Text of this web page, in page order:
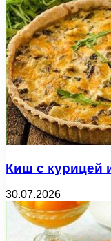
Киш с курицей
30.07.2026